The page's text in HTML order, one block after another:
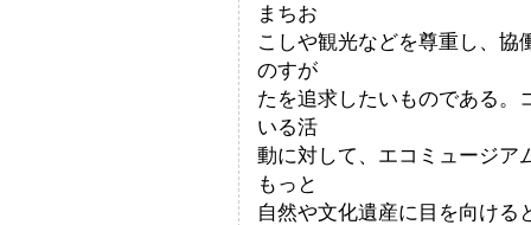
まちお
こしや観光などを尊重し、協
のすが
たを追求したいものである。
いる活
動に対して、エコミュージア
もっと
自然や文化遺産に目を向ける